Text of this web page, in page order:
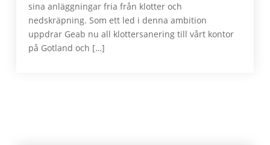
sina anläggningar fria från klotter och
nedskräpning. Som ett led i denna ambition
uppdrar Geab nu all klottersanering till vårt kontor
på Gotland och […]